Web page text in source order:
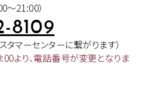
～21:00）
8109
タマーセンターに繋がります）
より、電話番号が変更となりま